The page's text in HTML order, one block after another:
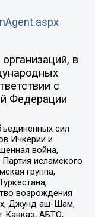
в
с
Федерации
сил
Ичкерии и
война,
исламского
группа,
возрождения
Джунд аш-Шам,